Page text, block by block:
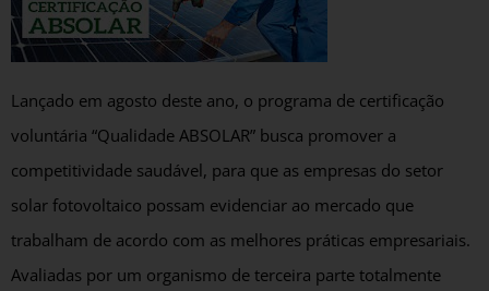
Lançado em agosto deste ano, o programa de certificação
voluntária “Qualidade ABSOLAR” busca promover a
competitividade saudável, para que as empresas do setor
solar fotovoltaico possam evidenciar ao mercado que
trabalham de acordo com as melhores práticas empresariais.
Avaliadas por um organismo de terceira parte totalmente